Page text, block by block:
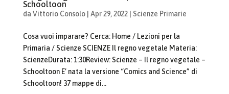
Schooltoon
da Vittorio Consolo| Apr 29, 2022| Scienze Primarie
Cosa vuoi imparare? Cerca: Home / Lezioni per la
Primaria / Scienze SCIENZE Il regno vegetale Materia:
ScienzeDurata: 1:30Review: Scienze – Il regno vegetale –
Schooltoon E’ nata la versione “Comics and Science” di
Schooltoon! 37 mappe di...